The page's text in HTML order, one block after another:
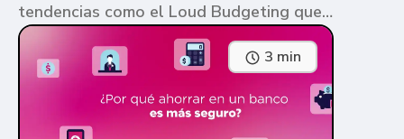
tendencias como el Loud Budgeting que
pueden ayudarte a cumplir tus metas.
3 min